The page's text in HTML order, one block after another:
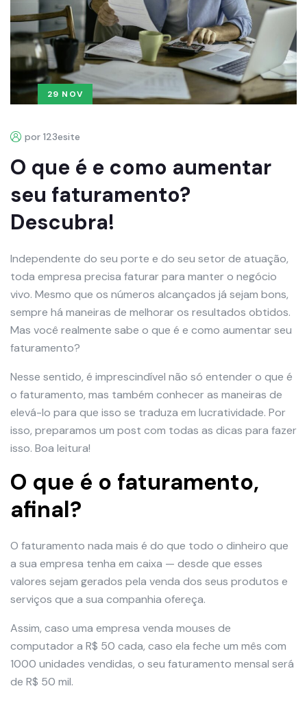
29 NOV
por 123esite
O que é e como aumentar
seu faturamento?
Descubra!
Independente do seu porte e do seu setor de atuação,
toda empresa precisa faturar para manter o negócio
vivo. Mesmo que os números alcançados já sejam bons,
sempre há maneiras de melhorar os resultados obtidos.
Mas você realmente sabe o que é e como aumentar seu
faturamento?
Nesse sentido, é imprescindível não só entender o que é
o faturamento, mas também conhecer as maneiras de
elevá-lo para que isso se traduza em lucratividade. Por
isso, preparamos um post com todas as dicas para fazer
isso. Boa leitura!
O que é o faturamento,
afinal?
O faturamento nada mais é do que todo o dinheiro que
a sua empresa tenha em caixa — desde que esses
valores sejam gerados pela venda dos seus produtos e
serviços que a sua companhia ofereça.
Assim, caso uma empresa venda mouses de
computador a R$ 50 cada, caso ela feche um mês com
1000 unidades vendidas, o seu faturamento mensal será
de R$ 50 mil.